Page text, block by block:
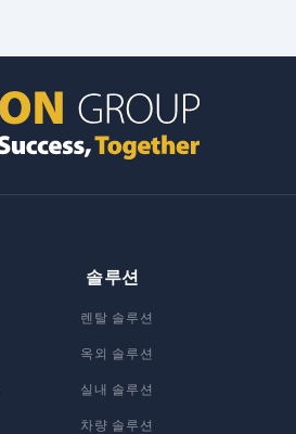
솔루션
렌탈 솔루션
옥외 솔루션
실내 솔루션
차량 솔루션